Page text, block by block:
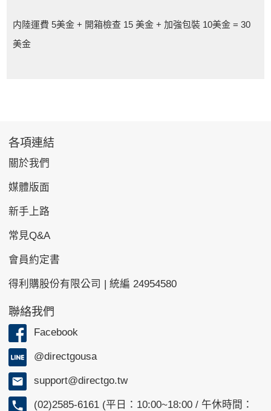
内陸運費 5美金 + 開箱檢查 15 美金 + 加強包裝 10美金 = 30
美金
各項連結
關於我們
媒體版面
新手上路
常見Q&A
會員約定書
得利購股份有限公司 | 統編 24954580
聯絡我們
Facebook
@directgousa
support@directgo.tw
(02)2585-6161 (平日：10:00~18:00 / 午休時間：